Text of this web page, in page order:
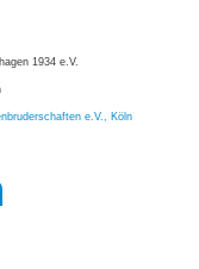
1934 e.V.
e.V., Köln